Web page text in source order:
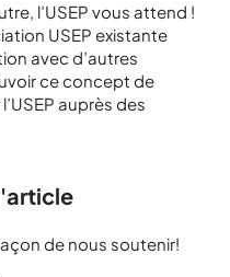
l’USEP vous attend !
USEP existante
avec d’autres
ce concept de
auprès des
de nous soutenir!